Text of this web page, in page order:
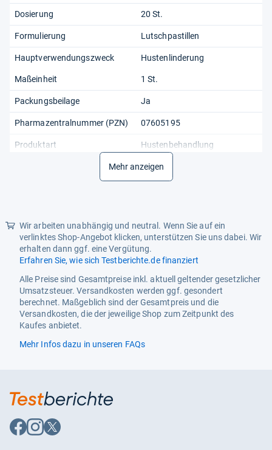
Dosierung 20 St.
Formulierung Lutschpastillen
Hauptverwendungszweck Hustenlinderung
Maßeinheit 1 St.
Packungsbeilage Ja
Pharmazentralnummer (PZN) 07605195
Produktart Hustenbehandlung
Oral
Mehr anzeigen
Wir arbeiten unabhängig und neutral. Wenn Sie auf ein
verlinktes Shop-Angebot klicken, unterstützen Sie uns dabei. Wir
erhalten dann ggf. eine Vergütung.
Erfahren Sie, wie sich Testberichte.de finanziert
Alle Preise sind Gesamtpreise inkl. aktuell geltender gesetzlicher
Umsatzsteuer. Versandkosten werden ggf. gesondert
berechnet. Maßgeblich sind der Gesamtpreis und die
Versandkosten, die der jeweilige Shop zum Zeitpunkt des
Kaufes anbietet.
Mehr Infos dazu in unseren FAQs
Auf
Facebook
Auf
Instagram
Auf
X